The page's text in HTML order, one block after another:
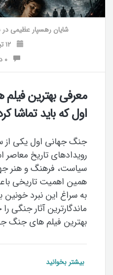
شایان رهسپار عظیمی در
معرفی بهترین
اول که باید تماشا
جنگ جهانی اول یکی از
رویدادهای تاریخ معاصر
سیاست، فرهنگ و هنر
همین اهمیت تاریخی
به سراغ این نبرد خونین
ماندگارترین آثار جنگی
بهترین فیلم های جنگ
بیشتر بخوانید